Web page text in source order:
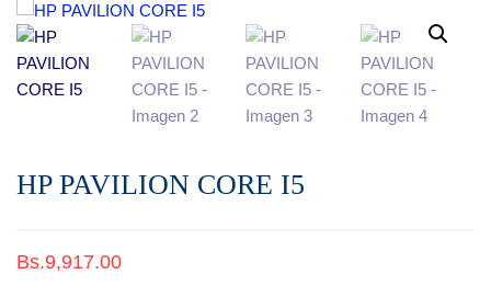
510
HP PAVILION CORE I5
Bs.9,917.00